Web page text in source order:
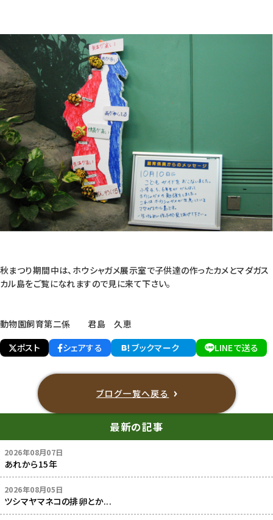
秋まつり期間中は、ホウシャガメ展示室で子供達の作ったカメとマダガス
カル島をご覧になれますので見に来て下さい。
動物園飼育第二係 君島 久恵
ポスト
シェアする ブックマーク LINEで送る
ブログ一覧へ戻る
最新の記事
2026年08月07日
あれから15年
2026年08月05日
ツシマヤマネコの排卵とか...